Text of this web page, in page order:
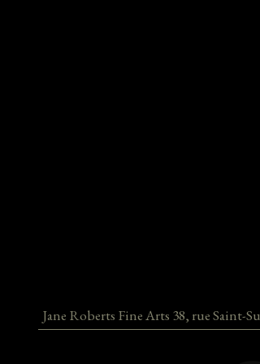
Jane Roberts Fine Arts 38, rue Saint-